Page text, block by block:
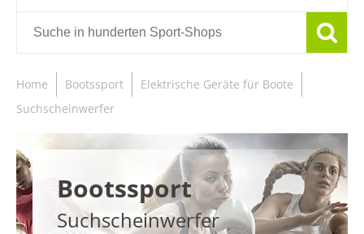
Home Bootssport
Elektrische Geräte für Boote
Suchscheinwerfer
Bootssport
Suchscheinwerfer